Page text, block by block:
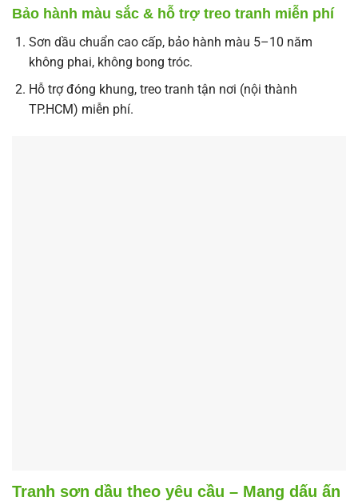
Bảo hành màu sắc & hỗ trợ treo tranh miễn phí
Sơn dầu chuẩn cao cấp, bảo hành màu 5–10 năm
không phai, không bong tróc.
Hỗ trợ đóng khung, treo tranh tận nơi (nội thành
TP.HCM) miễn phí.
Tranh sơn dầu theo yêu cầu – Mang dấu ấn